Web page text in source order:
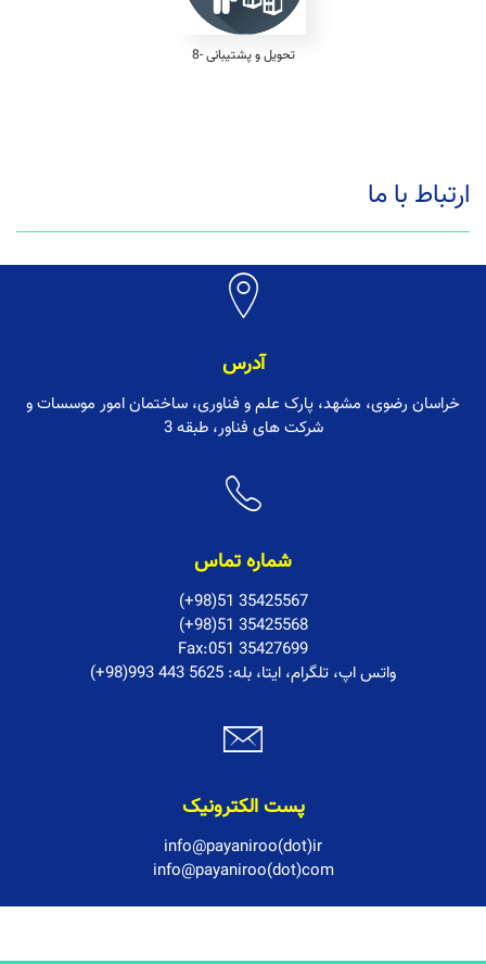
8- تحویل و پشتیبانی
ارتباط با ما
آدرس
خراسان رضوی، مشهد، پارک علم و فناوری، ساختمان امور موسسات و
شرکت های فناور، طبقه 3
شماره تماس
(+98)51 35425567
(+98)51 35425568
Fax:051 35427699
(+98)993 443 5625 :واتس اپ، تلگرام، ایتا، بله
پست الکترونیک
info@payaniroo(dot)ir
info@payaniroo(dot)com